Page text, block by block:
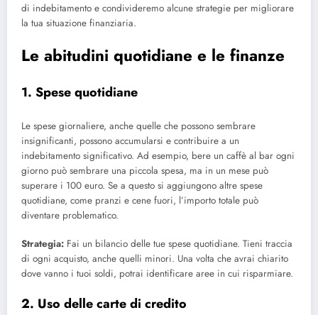
di indebitamento e condivideremo alcune strategie per migliorare
la tua situazione finanziaria.
Le abitudini quotidiane e le finanze
1. Spese quotidiane
Le spese giornaliere, anche quelle che possono sembrare
insignificanti, possono accumularsi e contribuire a un
indebitamento significativo. Ad esempio, bere un caffè al bar ogni
giorno può sembrare una piccola spesa, ma in un mese può
superare i 100 euro. Se a questo si aggiungono altre spese
quotidiane, come pranzi e cene fuori, l’importo totale può
diventare problematico.
Strategia: Fai un bilancio delle tue spese quotidiane. Tieni traccia
di ogni acquisto, anche quelli minori. Una volta che avrai chiarito
dove vanno i tuoi soldi, potrai identificare aree in cui risparmiare.
2. Uso delle carte di credito